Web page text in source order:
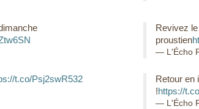
Revivez
proustien
— L'Écho
t.co/Psj2swR532
Retour en
!https://
— L'Écho